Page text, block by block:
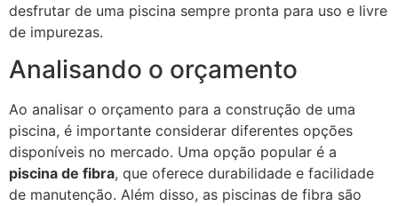
desfrutar de uma piscina sempre pronta para uso e livre
de impurezas.
Analisando o orçamento
Ao analisar o orçamento para a construção de uma
piscina, é importante considerar diferentes opções
disponíveis no mercado. Uma opção popular é a
piscina de fibra, que oferece durabilidade e facilidade
de manutenção. Além disso, as piscinas de fibra são